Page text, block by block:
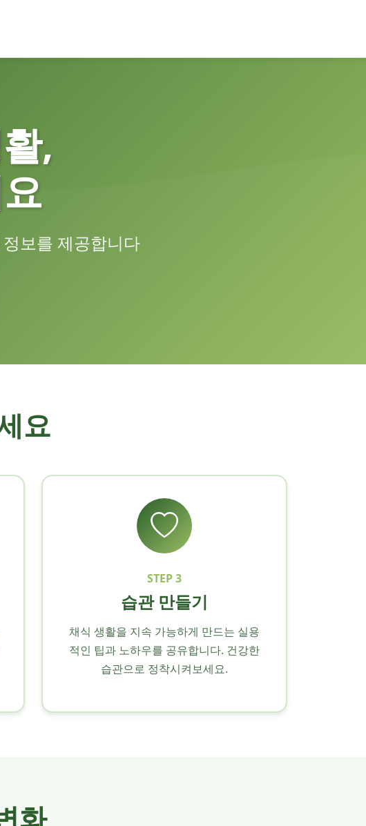
,
보를 제공합니다
요
STEP 3
습관 만들기
채식 생활을 지속 가능하게 만드는 실용
적인 팁과 노하우를 공유합니다. 건강한
습관으로 정착시켜보세요.
화